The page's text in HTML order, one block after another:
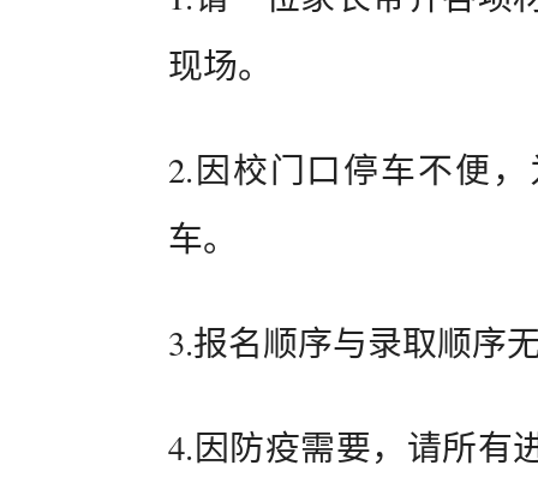
现场。
2.因校门口停车不便
车。
3.报名顺序与录取顺序
4.因防疫需要，请所有